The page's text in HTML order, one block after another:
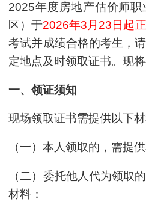
2025年度房地产估价师
区）于2026年3月23日起
考试并成绩合格的考生，
定地点及时领取证书。现
一、领证须知
现场领取证书需提供以下材
（一）本人领取的，需提
（二）委托他人代为领取
材料：